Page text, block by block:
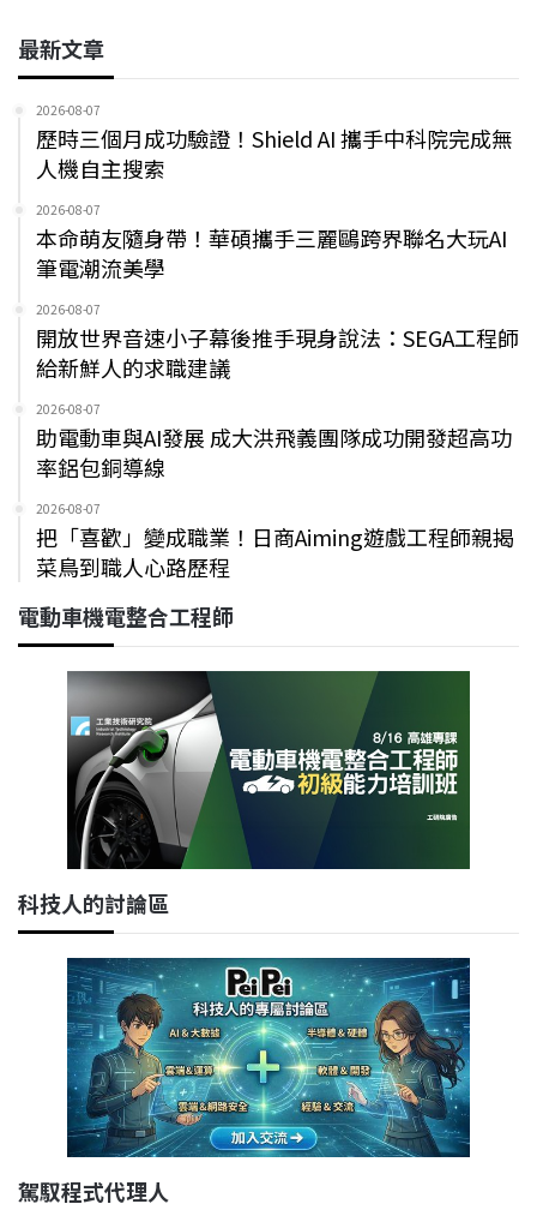
最新文章
2026-08-07
歷時三個月成功驗證！Shield AI 攜手中科院完成無
人機自主搜索
2026-08-07
本命萌友隨身帶！華碩攜手三麗鷗跨界聯名大玩AI
筆電潮流美學
2026-08-07
開放世界音速小子幕後推手現身說法：SEGA工程師
給新鮮人的求職建議
2026-08-07
助電動車與AI發展 成大洪飛義團隊成功開發超高功
率鋁包銅導線
2026-08-07
把「喜歡」變成職業！日商Aiming遊戲工程師親揭
菜鳥到職人心路歷程
電動車機電整合工程師
科技人的討論區
駕馭程式代理人